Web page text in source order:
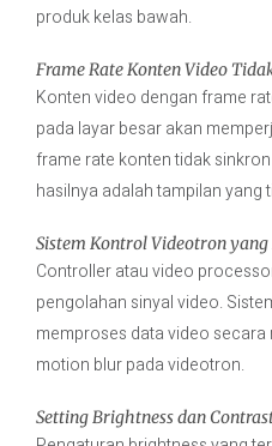
produk kelas bawah.
Frame Rate Konten Video
Konten video dengan frame
pada layar besar akan
frame rate konten tidak
hasilnya adalah tampilan yang
Sistem Kontrol Videotron
Controller atau video
pengolahan sinyal video.
memproses data video
motion blur pada videotron.
Setting Brightness dan